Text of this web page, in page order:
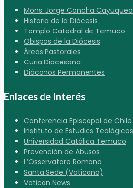
Mons. Jorge Concha Cayuqueo
Historia de la Diócesis
Templo Catedral de Temuco
Obispos de la Diócesis
Áreas Pastorales
Curia Diocesana
Diáconos Permanentes
Enlaces de Interés
Conferencia Episcopal de Chile
Instituto de Estudios Teológicos
Universidad Católica Temuco
Prevención de Abusos
L’Osservatore Romano
Santa Sede (Vaticano)
Vatican News